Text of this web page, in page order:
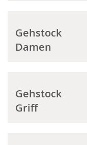
Gehstock
Damen
Gehstock
Griff